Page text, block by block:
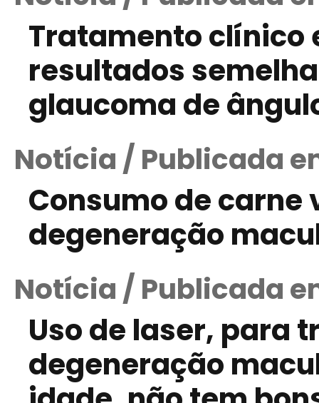
Tratamento clínico
resultados
glaucoma de
Notícia / Publicada
Consumo de carne
degeneração
Notícia / Publicada
Uso de laser, para
degeneração